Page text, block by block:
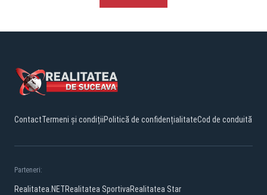
ContactTermeni și condițiiPolitică de confidențialitateCod de conduită
Parteneri:
Realitatea.NETRealitatea SportivaRealitatea Star